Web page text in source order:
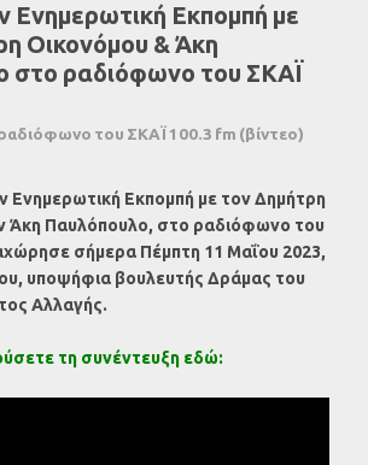
Ενημερωτική Εκπομπή με
Οικονόμου & Άκη
στο ραδιόφωνο του ΣΚΑΪ
του ΣΚΑΪ 100.3 fm (βίντεο)
Ενημερωτική Εκπομπή με τον Δημήτρη
Άκη Παυλόπουλο, στο ραδιόφωνο του
σήμερα Πέμπτη 11 Μαΐου 2023,
υποψήφια βουλευτής Δράμας του
Αλλαγής.
τη συνέντευξη εδώ: